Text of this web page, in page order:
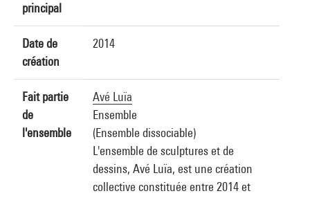
principal
Date de
création
2014
Fait partie
de
l'ensemble
Avé Luïa
Ensemble
(Ensemble dissociable)
L'ensemble de sculptures et de
dessins, Avé Luïa, est une création
collective constituée entre 2014 et